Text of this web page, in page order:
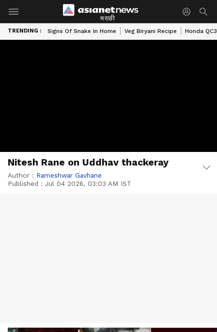
मराठी
TRENDING : Signs Of Snake In Home Veg Biryani Recipe Honda
Nitesh Rane on Uddhav thackeray
Author : Rameshwar Gavhane
Published : Jul 04 2026, 03:03 AM IST